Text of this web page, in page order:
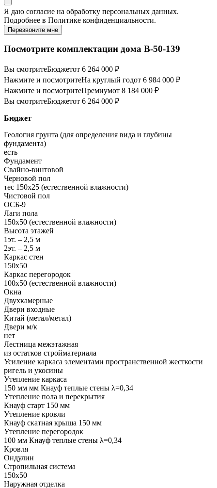
Я даю согласие на обработку персональных данных.
Подробнее в Политике конфиденциальности.
Перезвоните мне
Посмотрите комплектации дома B-50-139
Вы смотритеБюджетот 6 264 000 ₽
Нажмите и посмотритеНа круглый годот 6 984 000 ₽
Нажмите и посмотритеПремиумот 8 184 000 ₽
Вы смотритеБюджетот 6 264 000 ₽
Бюджет
Геология грунта (для определения вида и глубины
фундамента)
есть
Фундамент
Свайно-винтовой
Черновой пол
тес 150х25 (естественной влажности)
Чистовой пол
ОСБ-9
Лаги пола
150х50 (естественной влажности)
Высота этажей
1эт. – 2,5 м
2эт. – 2,5 м
Каркас стен
150х50
Каркас перегородок
100х50 (естественной влажности)
Окна
Двухкамерные
Двери входные
Китай (метал/метал)
Двери м/к
нет
Лестница межэтажная
из остатков стройматериала
Усиление каркаса элементами пространственной жесткости
ригель и укосины
Утепление каркаса
150 мм мм Кнауф теплые стены λ=0,34
Утепление пола и перекрытия
Кнауф старт 150 мм
Утепление кровли
Кнауф скатная крыша 150 мм
Утепление перегородок
100 мм Кнауф теплые стены λ=0,34
Кровля
Ондулин
Стропильная система
150х50
Наружная отделка